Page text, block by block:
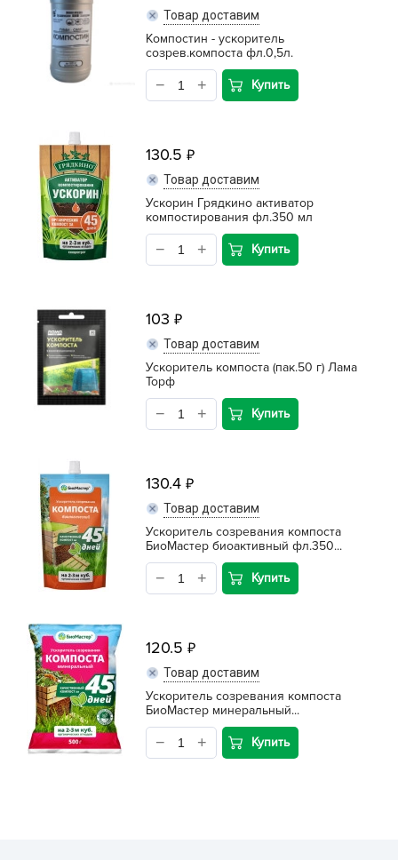
Товар доставим
Компостин - ускоритель
созрев.компоста фл.0,5л.
Купить
130.5
Товар доставим
Ускорин Грядкино активатор
компостирования фл.350 мл
Купить
103
Товар доставим
Ускоритель компоста (пак.50 г) Лама
Торф
Купить
130.4
Товар доставим
Ускоритель созревания компоста
БиоМастер биоактивный фл.350...
Купить
120.5
Товар доставим
Ускоритель созревания компоста
БиоМастер минеральный...
Купить